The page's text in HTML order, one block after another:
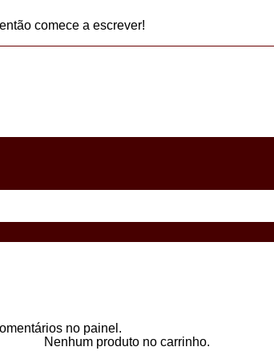
Nenhum produto no carrinho.
comece a escrever!
no painel.